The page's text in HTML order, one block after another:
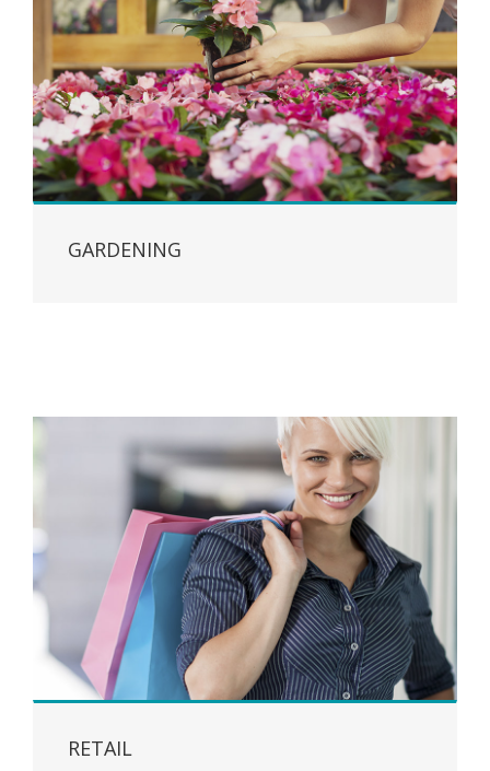
GARDENING
RETAIL